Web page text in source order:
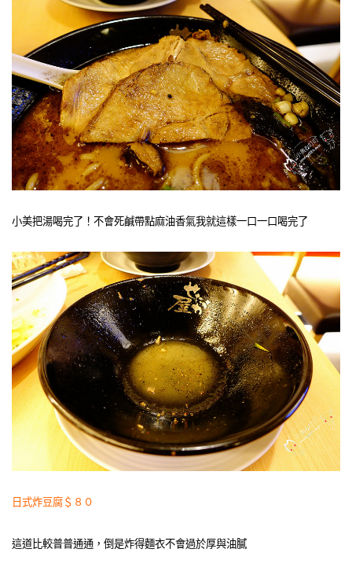
小美把湯喝完了！不會死鹹帶點麻油香氣我就這樣一口一口喝完了
日式炸豆腐＄８０
這道比較普普通通，倒是炸得麵衣不會過於厚與油膩